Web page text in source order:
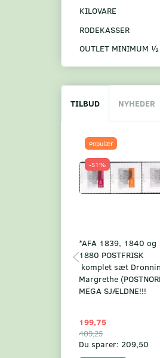
KILOVARE
RODEKASSER
OUTLET MINIMUM ½
TILBUD NYHEDER
Populær
-51%
*AFA 1839, 1840 og
1880 POSTFRISK
komplet sæt
Margrethe
MEGA SJÆLDNE!!!
199,75
409,25
Du sparer: 209,50